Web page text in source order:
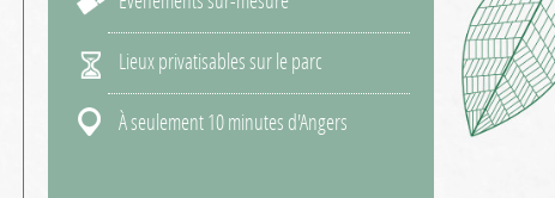
Lieux privatisables sur le parc
À seulement 10 minutes d'Angers